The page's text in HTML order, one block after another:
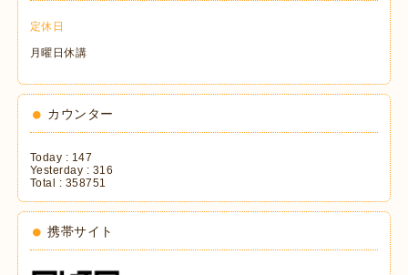
定休日
月曜日休講
カウンター
Today : 147
Yesterday : 316
Total : 358751
携帯サイト